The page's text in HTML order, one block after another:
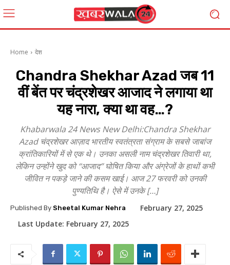
Home देश
Chandra Shekhar Azad जब 11
वीं बेंत पर चंद्रशेखर आजाद ने लगाया था
यह नारा, क्या था वह…?
Khabarwala 24 News New Delhi:Chandra Shekhar
Azad चंद्रशेखर आज़ाद भारतीय स्वतंत्रता संग्राम के सबसे जाबांज
क्रांतिकारियों में से एक थे। उनका असली नाम चंद्रशेखर तिवारी था,
लेकिन उन्होंने खुद को “आजाद” घोषित किया और अंग्रेजों के हाथों कभी
जीवित न पकड़े जाने की कसम खाई। आज 27 फरवरी को उनकी
पुण्यतिथि है। ऐसे में उनके […]
Published By Sheetal Kumar Nehra
February 27, 2025
Last Update: February 27, 2025